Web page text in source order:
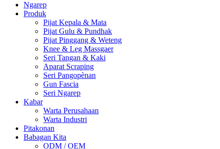
Ngarep
Produk
Pijat Kepala & Mata
Pijat Gulu & Pundhak
Pijat Pinggang & Weteng
Knee & Leg Massgaer
Seri Tangan & Kaki
Aparat Scraping
Seri Pangopènan
Gun Fascia
Seri Ngarep
Kabar
Warta Perusahaan
Warta Industri
Pitakonan
Babagan Kita
ODM / OEM